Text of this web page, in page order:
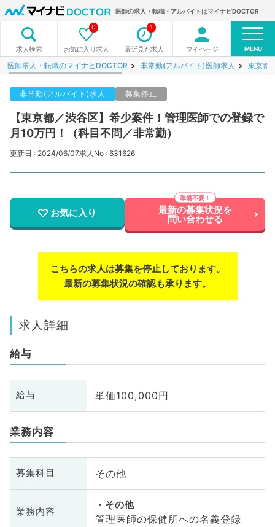
医師の求人・転職・アルバイトはマイナビDOCTOR
求人検索 お気に入り求人
0
最近見た求人
1
マイページ MENU
医師求人・転職のマイナビDOCTOR 非常勤(アルバイト)医師求人 東京都
非常勤(アルバイト)求人 募集停止
【東京都／渋谷区】希少案件！管理医師での登録で
月10万円！（科目不問／非常勤）
更新日 : 2024/06/07求人No : 631626
お気に入り 最新の募集状況を
問い合わせる
こちらの求人は募集を停止しております。
最新の募集状況の確認も承ります。
求人詳細
給与
給与 単価100,000円
業務内容
募集科目 その他
業務内容
その他
管理医師の保健所への名義登録